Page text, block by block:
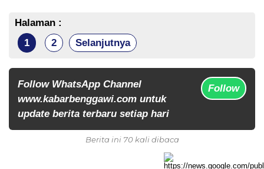
Halaman :
1
2 Selanjutnya
Follow WhatsApp Channel
www.kabarbenggawi.com untuk
update berita terbaru setiap hari
Follow
Berita ini 70 kali dibaca